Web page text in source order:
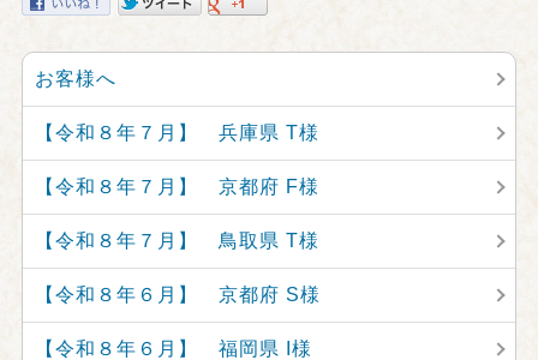
お客様へ
【令和８年７月】 兵庫県 T様
【令和８年７月】 京都府 F様
【令和８年７月】 鳥取県 T様
【令和８年６月】 京都府 S様
【令和８年６月】 福岡県 I様